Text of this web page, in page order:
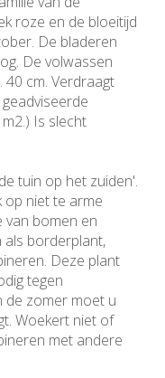
roze en de bloeitijd
De bladeren
De volwassen
40 cm. Verdraagt
Is slecht
tuin op het zuiden'.
op niet te arme
bomen en
als borderplant,
Deze plant
tegen
de zomer moet u
Woekert niet of
met andere